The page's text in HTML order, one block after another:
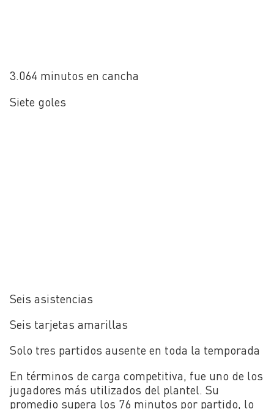
3.064 minutos en cancha
Siete goles
Seis asistencias
Seis tarjetas amarillas
Solo tres partidos ausente en toda la temporada
En términos de carga competitiva, fue uno de los
jugadores más utilizados del plantel. Su
promedio supera los 76 minutos por partido, lo